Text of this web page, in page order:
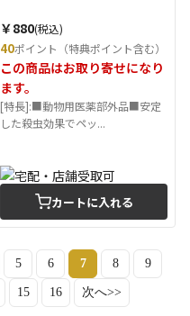
￥880(税込)
40ポイント（特典ポイント含む）
この商品はお取り寄せになり
ます。
[特長]:■動物用医薬部外品■安定
した殺虫効果でペッ...
カートに入れる
5 6 7 8 9
15 16 次へ>>